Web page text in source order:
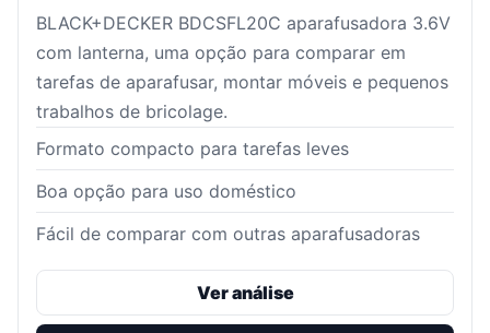
BLACK+DECKER BDCSFL20C aparafusadora 3.6V
com lanterna, uma opção para comparar em
tarefas de aparafusar, montar móveis e pequenos
trabalhos de bricolage.
Formato compacto para tarefas leves
Boa opção para uso doméstico
Fácil de comparar com outras aparafusadoras
Ver análise